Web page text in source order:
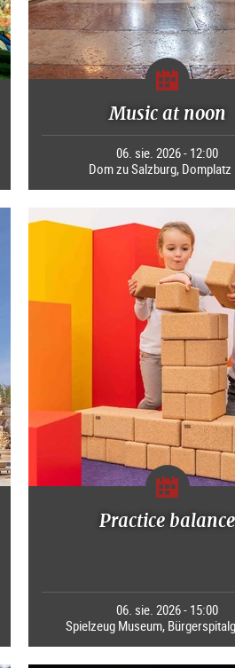
Music at noon
06. sie. 2026 - 12:00
Dom zu Salzburg, Domplatz
Practice balance
06. sie. 2026 - 15:00
Spielzeug Museum,